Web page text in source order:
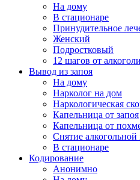
На дому
В стационаре
Принудительное
Женский
Подростковый
12 шагов от
Вывод из запоя
На дому
Нарколог на дом
Наркологическая
Капельница от запоя
Капельница от
Снятие
В стационаре
Кодирование
Анонимно